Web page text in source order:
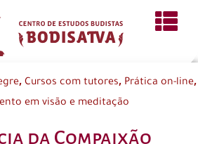
, Cursos com tutores, Prática on-line,
em visão e meditação
da Compaixão